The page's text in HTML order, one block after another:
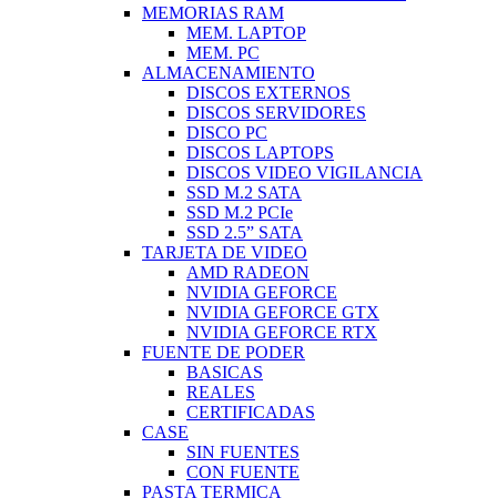
MEMORIAS RAM
MEM. LAPTOP
MEM. PC
ALMACENAMIENTO
DISCOS EXTERNOS
DISCOS SERVIDORES
DISCO PC
DISCOS LAPTOPS
DISCOS VIDEO VIGILANCIA
SSD M.2 SATA
SSD M.2 PCIe
SSD 2.5” SATA
TARJETA DE VIDEO
AMD RADEON
NVIDIA GEFORCE
NVIDIA GEFORCE GTX
NVIDIA GEFORCE RTX
FUENTE DE PODER
BASICAS
REALES
CERTIFICADAS
CASE
SIN FUENTES
CON FUENTE
PASTA TERMICA